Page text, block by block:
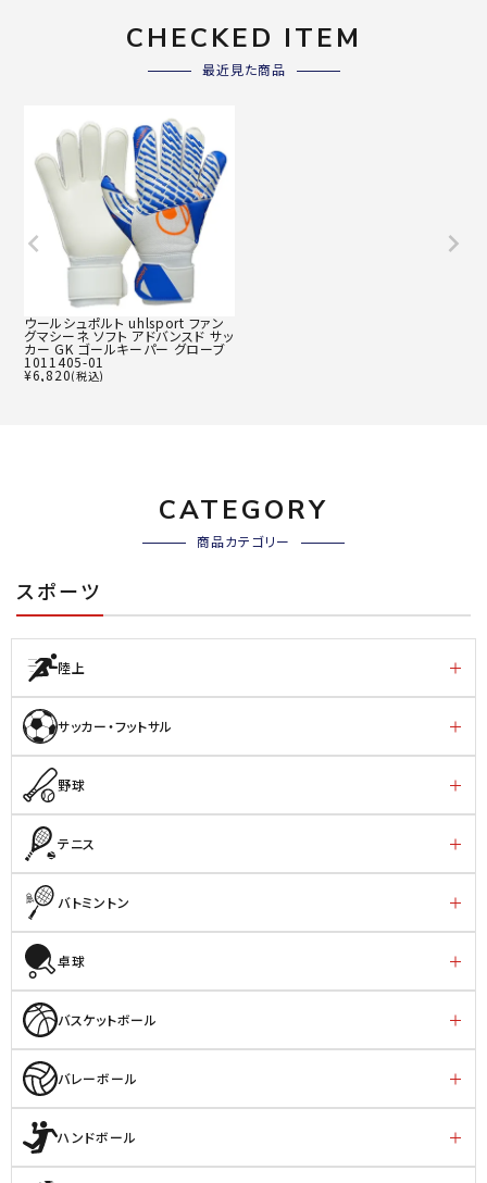
CHECKED ITEM
最近見た商品
ウールシュポルト uhlsport ファン
グマシーネ ソフト アドバンスド サッ
カー GK ゴールキーパー グローブ
1011405-01
¥6,820(税込)
CATEGORY
商品カテゴリー
スポーツ
陸上
サッカー・フットサル
野球
テニス
バトミントン
卓球
バスケットボール
バレーボール
ハンドボール